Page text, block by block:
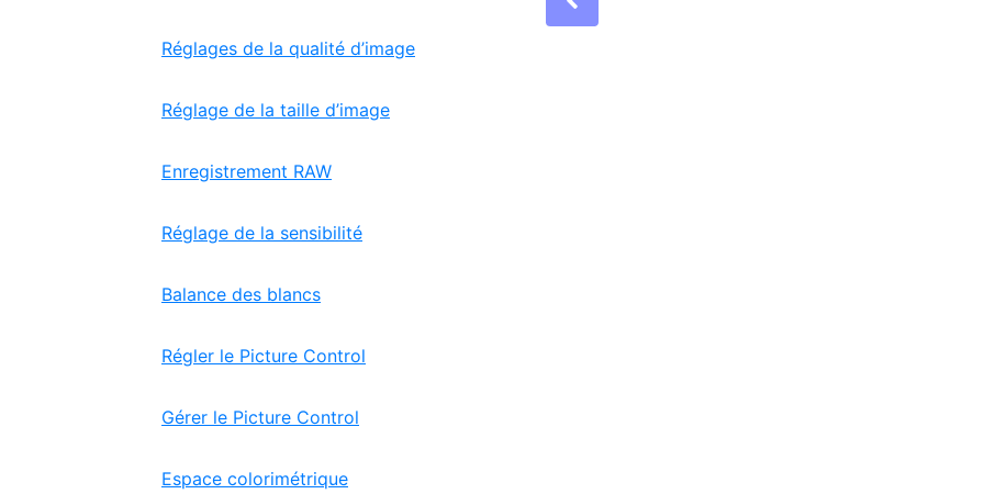
Réglages de la qualité d’image
Réglage de la taille d’image
Enregistrement RAW
Réglage de la sensibilité
Balance des blancs
Régler le Picture Control
Gérer le Picture Control
Espace colorimétrique